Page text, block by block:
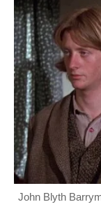
John Blyth